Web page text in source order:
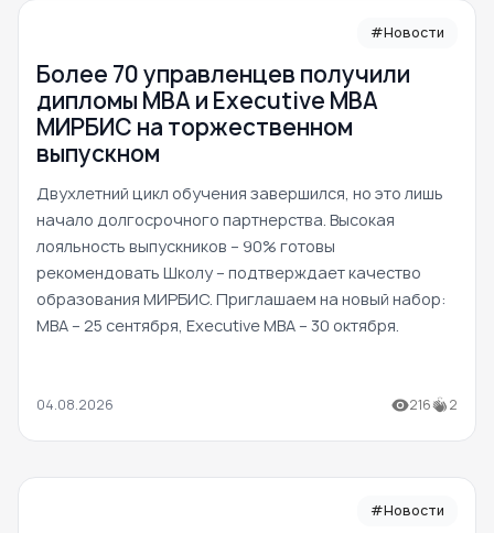
#Новости
Более 70 управленцев получили
дипломы MBA и Executive MBA
МИРБИС на торжественном
выпускном
Двухлетний цикл обучения завершился, но это лишь
начало долгосрочного партнерства. Высокая
лояльность выпускников – 90% готовы
рекомендовать Школу – подтверждает качество
образования МИРБИС. Приглашаем на новый набор:
MBA – 25 сентября, Executive MBA – 30 октября.
04.08.2026 216 2
#Новости